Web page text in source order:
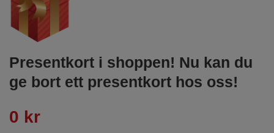
Presentkort i shoppen! Nu kan du
ge bort ett presentkort hos oss!
0 kr